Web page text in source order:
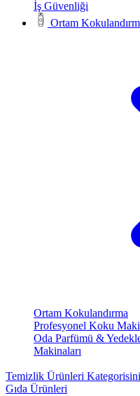
İş Güvenliği
Ortam
Ortam Kokulandırma
Profesyonel Koku
Oda Parfümü &
Makinaları
Temizlik Ürünleri
Gıda Ürünleri